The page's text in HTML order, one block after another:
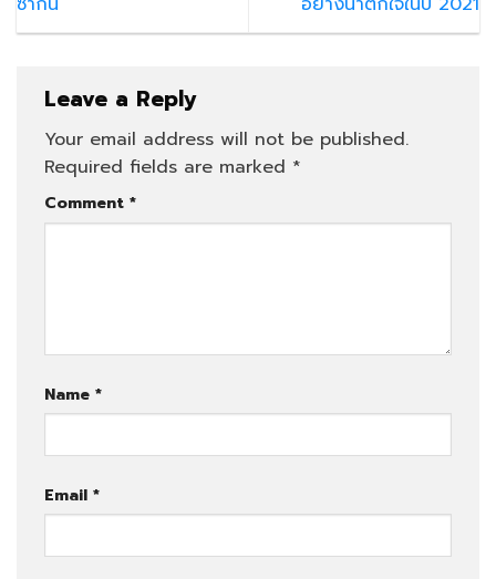
Leave a Reply
Your email address will not be published.
Required fields are marked *
Comment *
Name *
Email *